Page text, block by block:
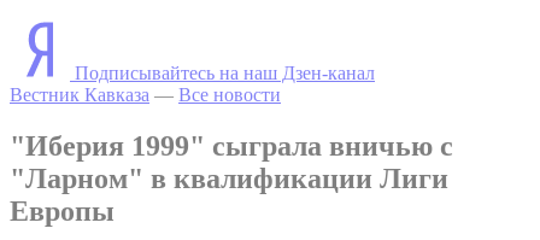
Подписывайтесь на наш Дзен-канал
Вестник Кавказа — Все новости
"Иберия 1999" сыграла вничью с
"Ларном" в квалификации Лиги
Европы